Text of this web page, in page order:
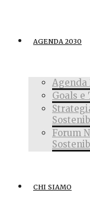
AGENDA 2030
Agenda
Goals
Forum
CHI SIAMO